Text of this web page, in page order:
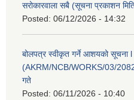
सरोकारवाला सबै (सूचना प्रकाशन
Posted: 06/12/2026 - 14:32
बोलपत्र स्वीकृत गर्ने आशयको सूचना l
(AKRM/NCB/WORKS/03/
गते
Posted: 06/11/2026 - 10:40